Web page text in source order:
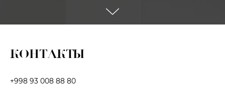
КОНТАКТЫ
+998 93 008 88 80